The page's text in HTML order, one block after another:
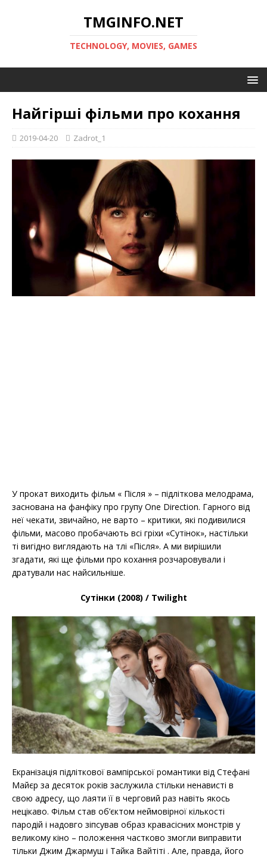
TMGINFO.NET
ТECHNOLOGY, MOVIES, GAMES
Найгірші фільми про кохання
2019-04-20 Zadrot_1
У прокат виходить фільм « Після » – підліткова мелодрама,
заснована на фанфіку про групу One Direction. Гарного від
неї чекати, звичайно, не варто – критики, які подивилися
фільми, масово пробачають всі гріхи «Сутінок», настільки
ті вигідно виглядають на тлі «Після». А ми вирішили
згадати, які ще фільми про кохання розчаровували і
дратували нас найсильніше.
Сутінки (2008) / Twilight
Екранізація підліткової вампірської романтики від Стефані
Майєр за десяток років заслужила стільки ненависті в
свою адресу, що лаяти її в черговий раз навіть якось
нецікаво. Фільм став об’єктом неймовірної кількості
пародій і надовго зіпсував образ кравасісних монстрів у
великому кіно – положення частково змогли виправити
тільки Джим Джармуш і Тайка Вайтіті . Але, правда, його